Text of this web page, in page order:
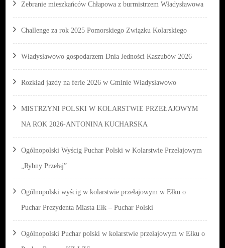
Zebranie mieszkańców Chłapowa z burmistrzem Władysławowa
Challenge za rok 2025 Pomorskiego Związku Kolarskiego
Władysławowo gospodarzem Dnia Jedności Kaszubów 2026
Rozkład jazdy na ferie 2026 w Gminie Władysławowo
MISTRZYNI POLSKI W KOLARSTWIE PRZEŁAJOWYM
NA ROK 2026-ANTONINA KUCHARSKA
Ogólnopolski Wyścig Puchar Polski w Kolarstwie Przełajowym
„Rybny Przełaj”
Ogólnopolski wyścig w kolarstwie przełajowym w Ełku o
Puchar Prezydenta Miasta Ełk – Puchar Polski
Ogólnopolski Puchar polski w kolarstwie przełajowym w Ełku o